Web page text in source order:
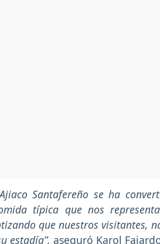
Santafereño se ha
típica que nos
que nuestros visitantes,
estadía”, aseguró Karol